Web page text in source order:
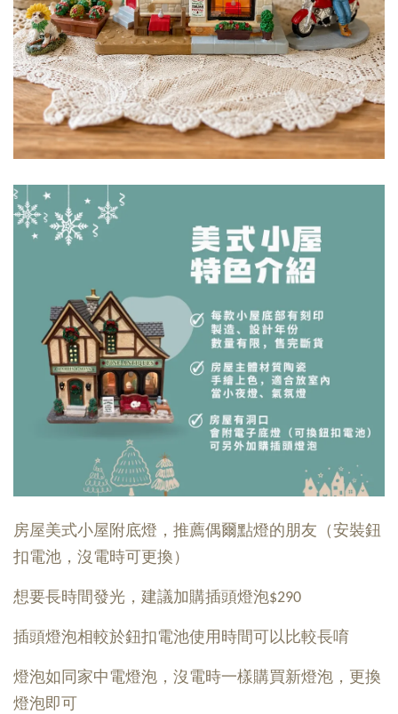
房屋美式小屋附底燈，推薦偶爾點燈的朋友（安裝鈕
扣電池，沒電時可更換）
想要長時間發光，建議加購插頭燈泡$290
插頭燈泡相較於鈕扣電池使用時間可以比較長唷
燈泡如同家中電燈泡，沒電時一樣購買新燈泡，更換
燈泡即可